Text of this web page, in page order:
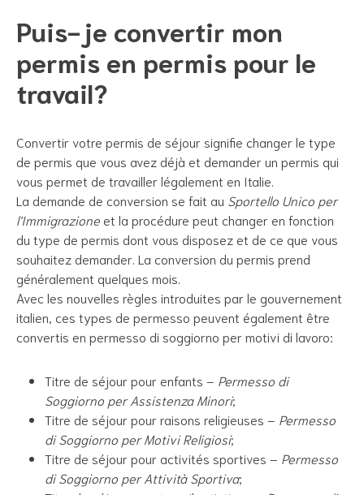
Puis-je convertir mon
permis en permis pour le
travail?
Convertir votre permis de séjour signifie changer le type
de permis que vous avez déjà et demander un permis qui
vous permet de travailler légalement en Italie.
La demande de conversion se fait au Sportello Unico per
l’Immigrazione et la procédure peut changer en fonction
du type de permis dont vous disposez et de ce que vous
souhaitez demander. La conversion du permis prend
généralement quelques mois.
Avec les nouvelles règles introduites par le gouvernement
italien, ces types de permesso peuvent également être
convertis en permesso di soggiorno per motivi di lavoro:
Titre de séjour pour enfants – Permesso di
Soggiorno per Assistenza Minori;
Titre de séjour pour raisons religieuses – Permesso
di Soggiorno per Motivi Religiosi;
Titre de séjour pour activités sportives – Permesso
di Soggiorno per Attività Sportiva;